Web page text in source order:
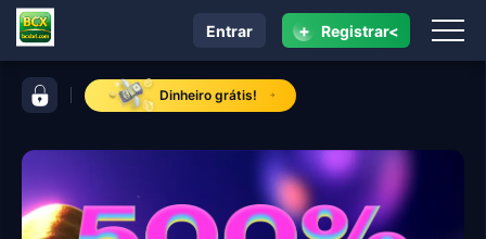
barra de controle BCXDinheiro grátis!
navegação BCX
Entrar + Registrar<